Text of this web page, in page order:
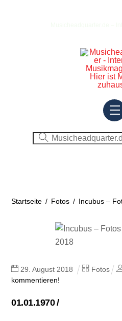
Startseite / Fotos / Incubus –
29 .August 2018 Fotos
kommentieren!
01.01.1970 /